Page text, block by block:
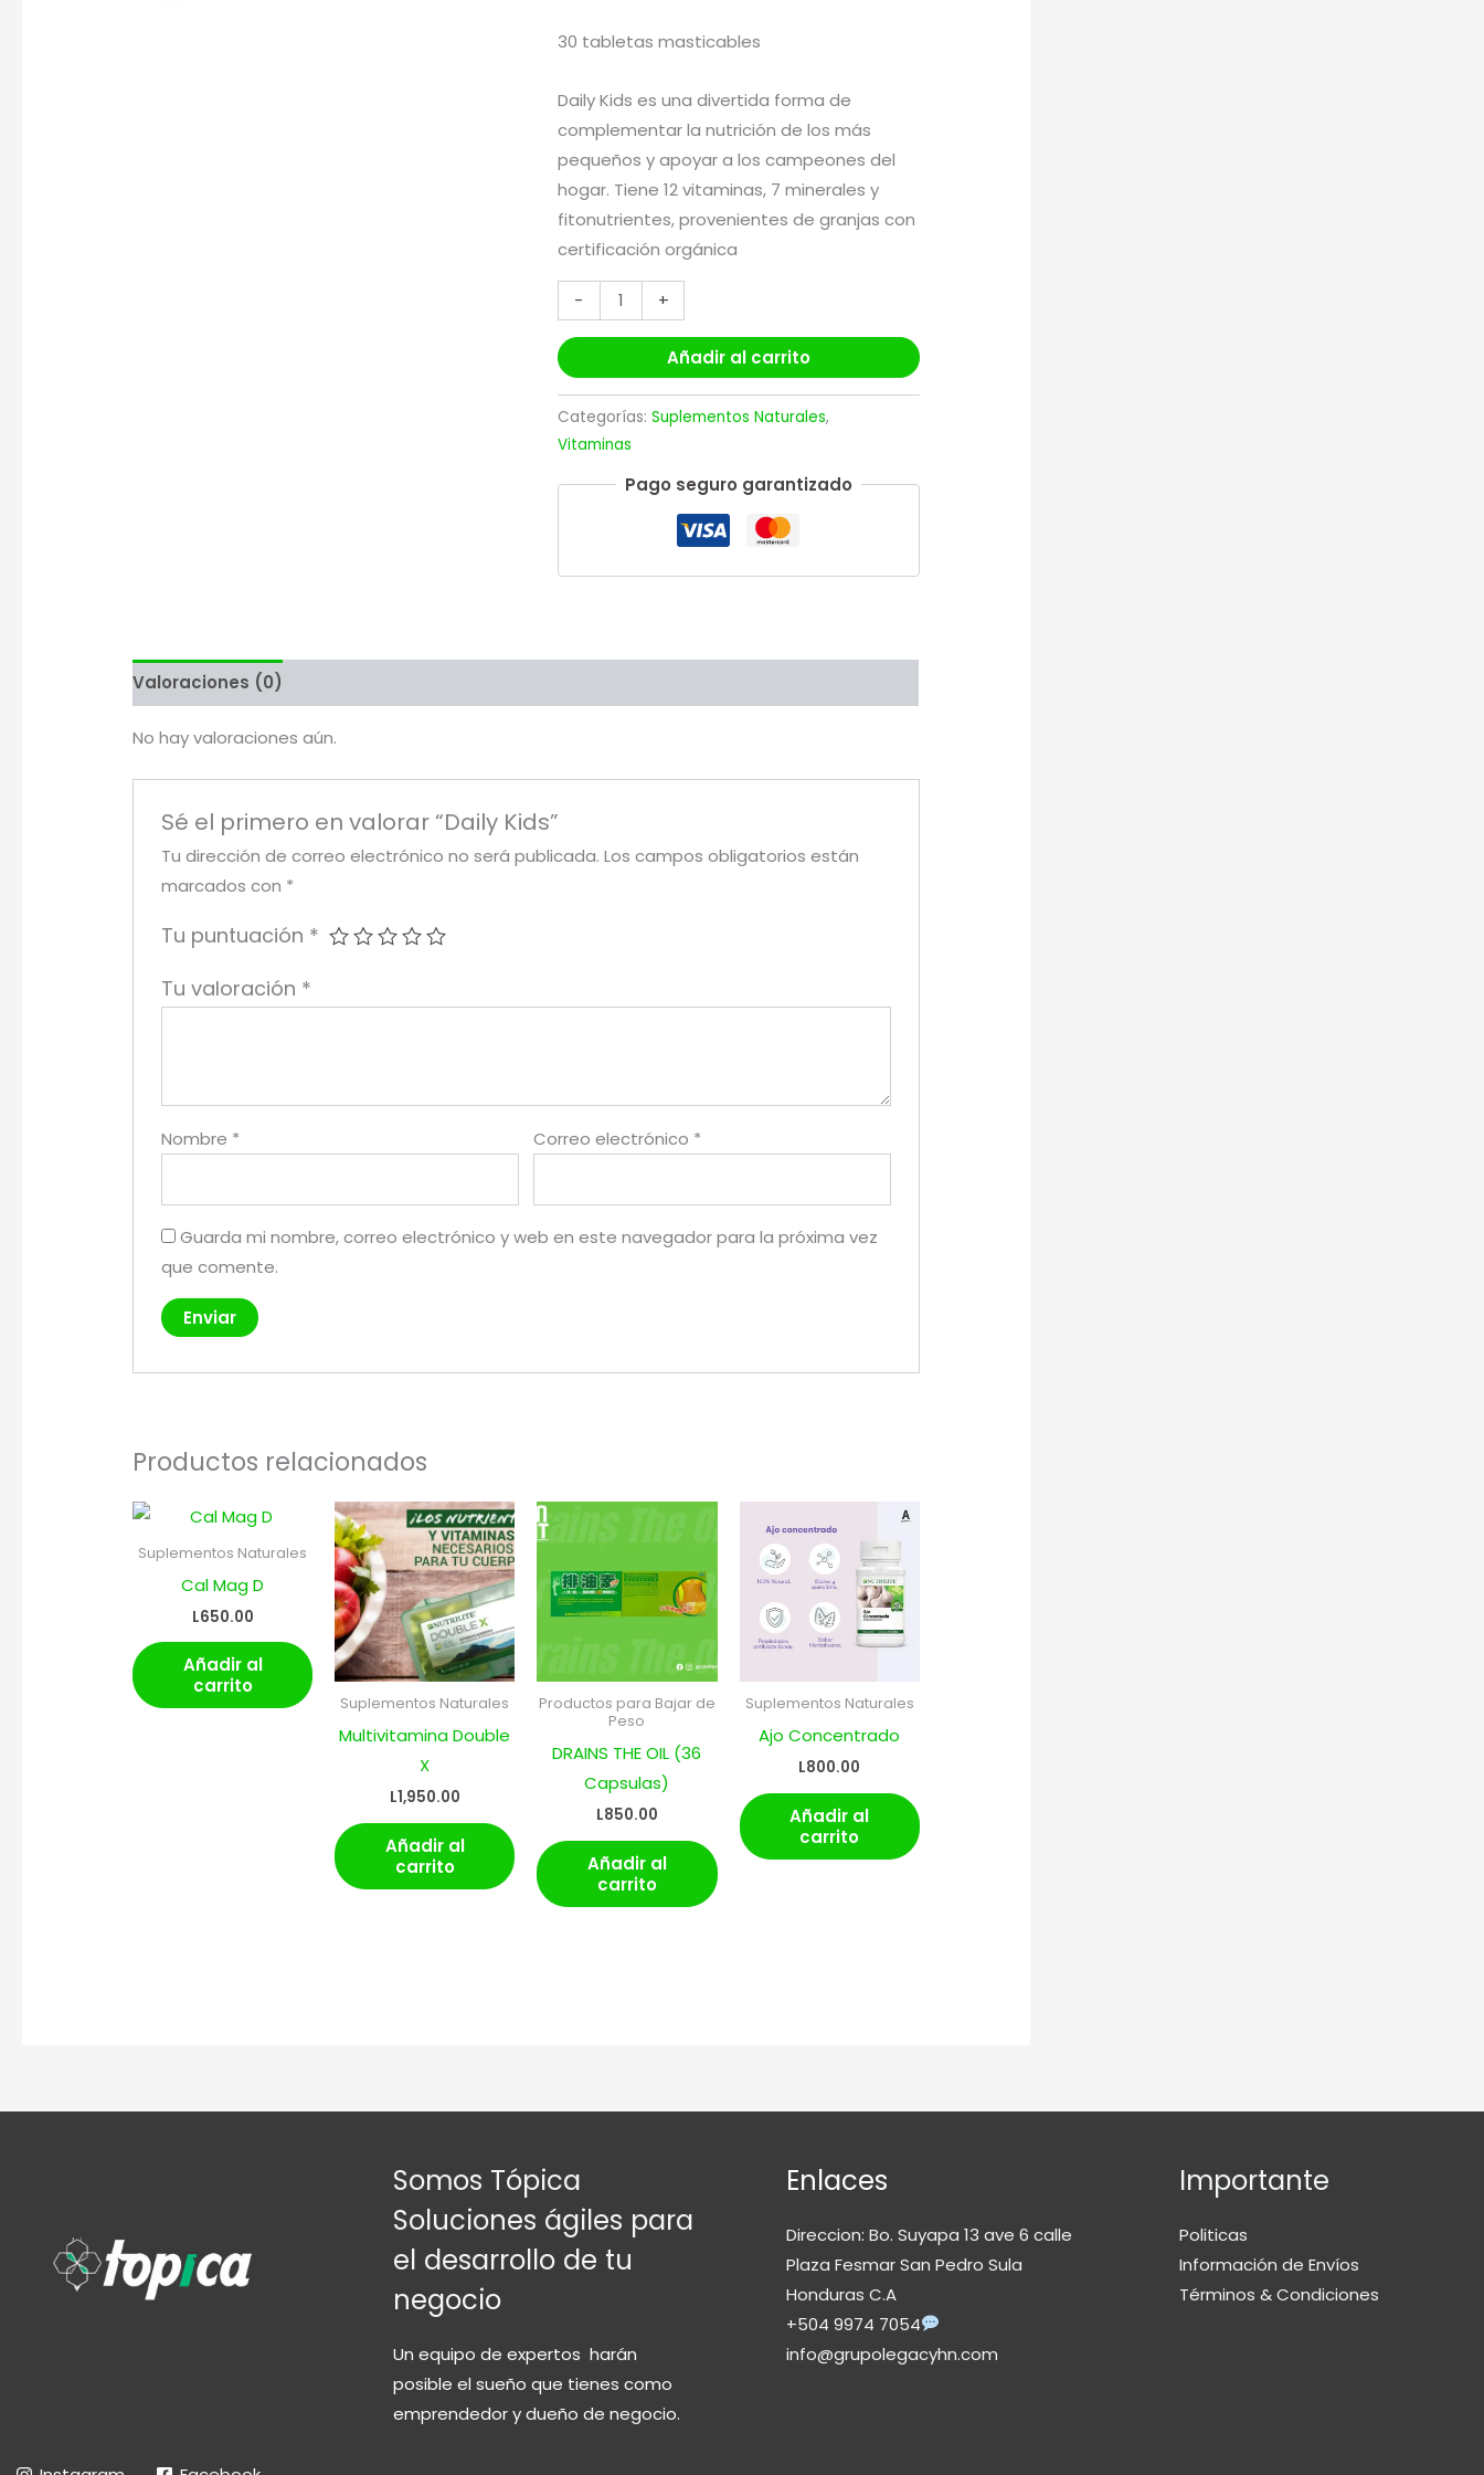
30 tabletas masticables
Daily Kids es una divertida forma de
complementar la nutrición de los más
pequeños y apoyar a los campeones del
hogar. Tiene 12 vitaminas, 7 minerales y
fitonutrientes, provenientes de granjas con
certificación orgánica
- +
Añadir al carrito
Categorías: Suplementos Naturales,
Vitaminas
Pago seguro garantizado
Valoraciones (0)
No hay valoraciones aún.
Sé el primero en valorar “Daily Kids”
Tu dirección de correo electrónico no será publicada. Los campos obligatorios están
marcados con *
Tu puntuación *
Tu valoración *
Nombre * Correo electrónico *
Guarda mi nombre, correo electrónico y web en este navegador para la próxima vez
que comente.
Productos relacionados
Suplementos Naturales
Cal Mag D
L650.00
Añadir al
carrito
Suplementos Naturales
Multivitamina Double
X
L1,950.00
Añadir al
carrito
Productos para Bajar de
Peso
DRAINS THE OIL (36
Capsulas​)
L850.00
Añadir al
carrito
Suplementos Naturales
Ajo Concentrado
L800.00
Añadir al
carrito
Somos Tópica
Soluciones ágiles para
el desarrollo de tu
negocio
Un equipo de expertos harán
posible el sueño que tienes como
emprendedor y dueño de negocio.
Enlaces
Direccion: Bo. Suyapa 13 ave 6 calle
Plaza Fesmar San Pedro Sula
Honduras C.A
+504 9974 7054
info@grupolegacyhn.com
Importante
Politicas
Información de Envíos
Términos & Condiciones